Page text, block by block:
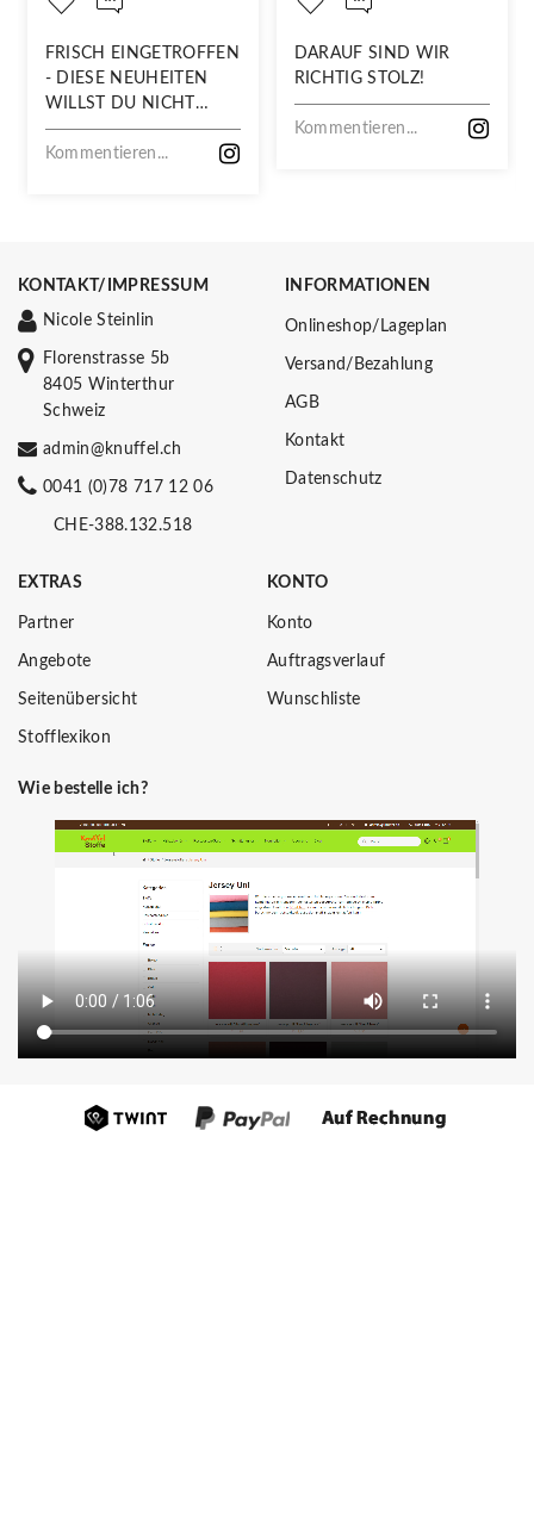
FRISCH EINGETROFFEN
- DIESE NEUHEITEN
WILLST DU NICHT
VERPASSEN!
Kommentieren...
DARAUF SIND WIR
RICHTIG STOLZ!
Kommentieren...
KONTAKT/IMPRESSUM
Nicole Steinlin
Florenstrasse 5b
8405 Winterthur
Schweiz
admin@knuffel.ch
0041 (0)78 717 12 06
CHE-388.132.518
INFORMATIONEN
Onlineshop/Lageplan
Versand/Bezahlung
AGB
Kontakt
Datenschutz
EXTRAS
Partner
Angebote
Seitenübersicht
Stofflexikon
KONTO
Konto
Auftragsverlauf
Wunschliste
Wie bestelle ich?